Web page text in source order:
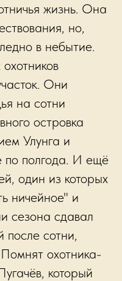
жизнь. Она
но,
в небытие.
Они
на сотни
островка
Улунга и
по полгода. И ещё
один из которых
ничейное" и
сезона сдавал
после сотни,
охотника-
который